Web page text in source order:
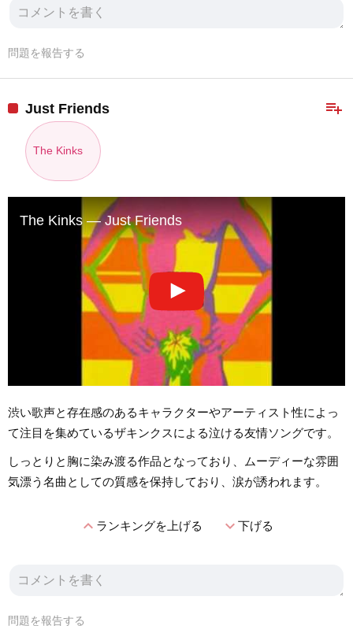
問題を報告する
playlist_add
Just Friends
The Kinks
The Kinks — Just Friends
渋い歌声と存在感のあるキャラクターやアーティスト性によっ
て注目を集めているザキンクスによる泣ける友情ソングです。
しっとりと胸に染み渡る作品となっており、ムーディーな雰囲
気漂う名曲としての質感を保持しており、涙が誘われます。
expand_lessランキングを上げる expand_more下げる
問題を報告する